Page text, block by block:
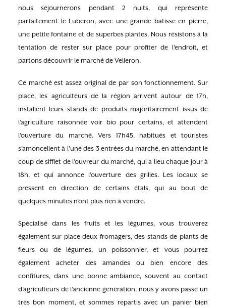
nous séjournerons pendant 2 nuits, qui représente
parfaitement le Luberon, avec une grande batisse en pierre,
une petite fontaine et de superbes plantes. Nous résistons à la
tentation de rester sur place pour profiter de l’endroit, et
partons découvrir le marché de Velleron.
Ce marché est assez original de par son fonctionnement. Sur
place, les agriculteurs de la région arrivent autour de 17h,
installent leurs stands de produits majoritairement issus de
l’agriculture raisonnée voir bio pour certains, et attendent
l’ouverture du marché. Vers 17h45, habitués et touristes
s’amoncellent à l’une des 3 entrées du marché, en attendant le
coup de sifflet de l’ouvreur du marché, qui a lieu chaque jour à
18h, et qui annonce l’ouverture des grilles. Les locaux se
pressent en direction de certains étals, qui au bout de
quelques minutes n’ont plus rien à vendre.
Spécialisé dans les fruits et les légumes, vous trouverez
également sur place deux fromagers, des stands de plants de
fleurs ou de légumes, un poissonnier, et vous pourrez
également acheter des amandes ou bien encore des
confitures, dans une bonne ambiance, souvent au contact
d’agriculteurs de l’ancienne génération, nous y avons passé un
très bon moment, et sommes repartis avec un panier bien